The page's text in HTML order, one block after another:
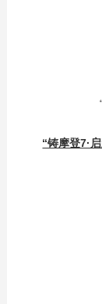
“铸摩登7·